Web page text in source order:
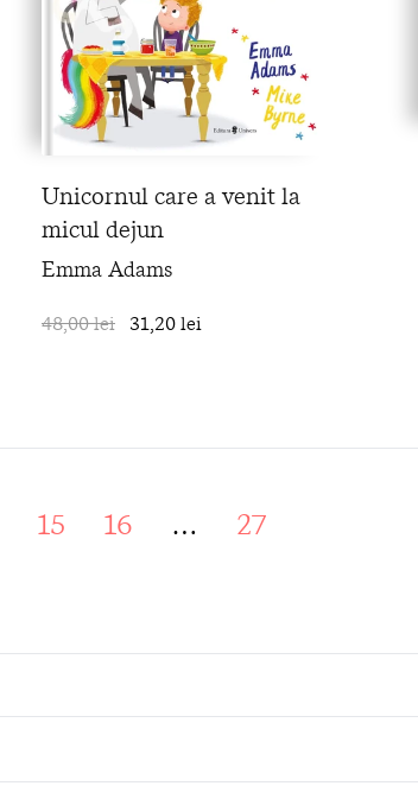
Unicornul care a venit la
micul dejun
Emma Adams
48,00 lei 31,20 lei
15 16 … 27